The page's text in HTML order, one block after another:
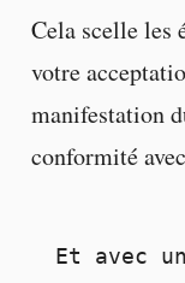
Cela scelle les
votre
manifestation
conformité
Et avec